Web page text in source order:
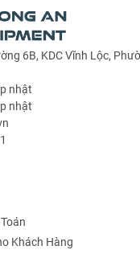
6B, KDC Vĩnh Lộc,
nhật
nhật
Khách Hàng